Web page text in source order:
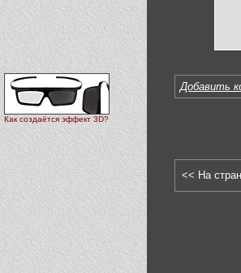
Как создаётся эффект 3D?
Добавить
<< На